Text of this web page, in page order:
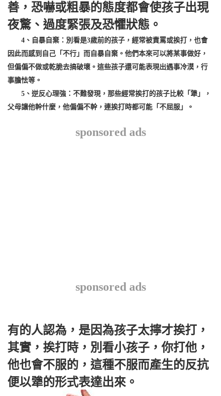
善，恐嚇或粗暴的態度都會使孩子出現
夜驚、過度緊張及恐懼狀態。
4、自暴自棄：別看是3歲前的孩子，經常被責罵或挨打，也會
因此而感到自己「不行」而自暴自棄。他們本來可以將某事做好，
但偏偏不做或乾脆去搞破壞。這些孩子還可能表現出遇事冷漠，行
事膽怯等。
5、逆反心理強：不難發現，那些經常挨打的孩子比較「犟」，
父母讓他幹什麼，他偏偏不幹，連挨打時都可能「不屈服」。
sponsored ads
sponsored ads
有的人認為，是因為孩子太擰才挨打，
其實，挨打時，別看小孩子，你打他，
他也會不服的，這種不服而產生的反抗
便以犟的形式表達出來。